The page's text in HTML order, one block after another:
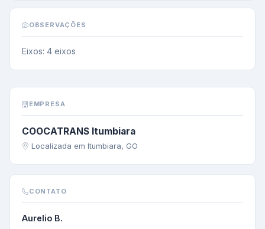
OBSERVAÇÕES
Eixos: 4 eixos
EMPRESA
COOCATRANS Itumbiara
Localizada em Itumbiara, GO
CONTATO
Aurelio B.